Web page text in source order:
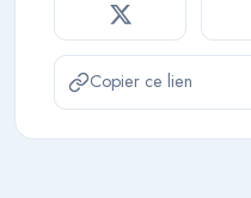
Copier ce lien